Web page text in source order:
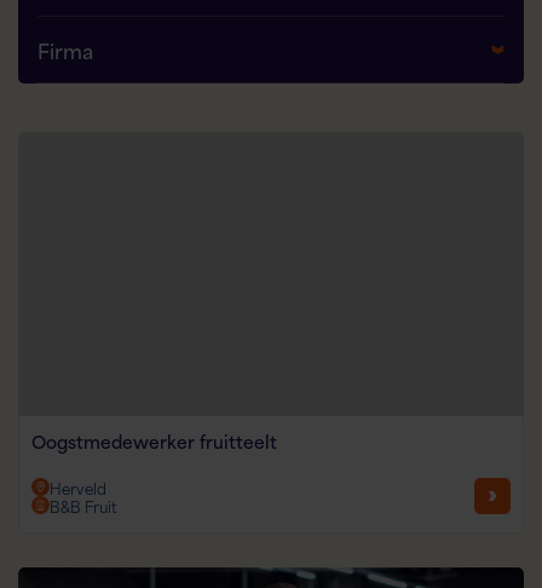
Firma
Oogstmedewerker fruitteelt
Herveld
B&B Fruit